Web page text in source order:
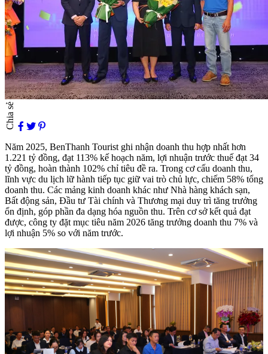
Chia sẻ
Năm 2025, BenThanh Tourist ghi nhận doanh thu hợp nhất hơn
1.221 tỷ đồng, đạt 113% kế hoạch năm, lợi nhuận trước thuế đạt 34
tỷ đồng, hoàn thành 102% chỉ tiêu đề ra. Trong cơ cấu doanh thu,
lĩnh vực du lịch lữ hành tiếp tục giữ vai trò chủ lực, chiếm 58% tổng
doanh thu. Các mảng kinh doanh khác như Nhà hàng khách sạn,
Bất động sản, Đầu tư Tài chính và Thương mại duy trì tăng trưởng
ổn định, góp phần đa dạng hóa nguồn thu. Trên cơ sở kết quả đạt
được, công ty đặt mục tiêu năm 2026 tăng trưởng doanh thu 7% và
lợi nhuận 5% so với năm trước.